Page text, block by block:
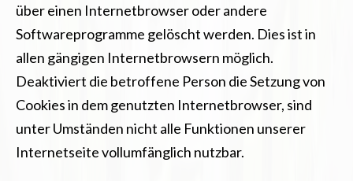
über einen Internetbrowser oder andere
Softwareprogramme gelöscht werden. Dies ist in
allen gängigen Internetbrowsern möglich.
Deaktiviert die betroffene Person die Setzung von
Cookies in dem genutzten Internetbrowser, sind
unter Umständen nicht alle Funktionen unserer
Internetseite vollumfänglich nutzbar.